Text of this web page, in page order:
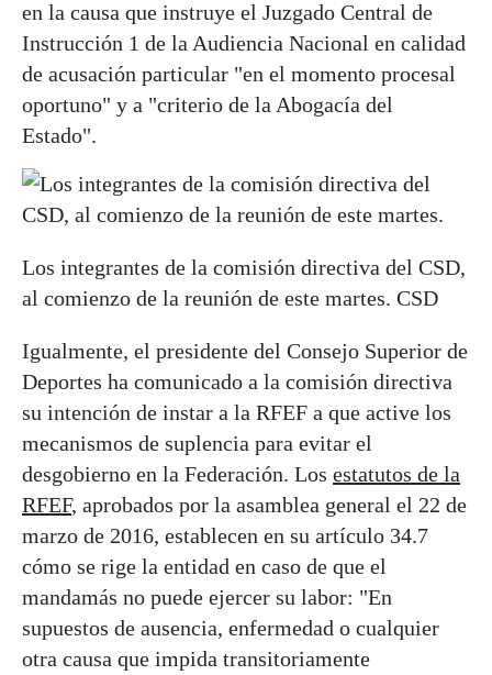
en la causa que instruye el Juzgado Central de
Instrucción 1 de la Audiencia Nacional en calidad
de acusación particular "en el momento procesal
oportuno" y a "criterio de la Abogacía del
Estado".
Los integrantes de la comisión directiva del CSD,
al comienzo de la reunión de este martes. CSD
Igualmente, el presidente del Consejo Superior de
Deportes ha comunicado a la comisión directiva
su intención de instar a la RFEF a que active los
mecanismos de suplencia para evitar el
desgobierno en la Federación. Los estatutos de la
RFEF, aprobados por la asamblea general el 22 de
marzo de 2016, establecen en su artículo 34.7
cómo se rige la entidad en caso de que el
mandamás no puede ejercer su labor: "En
supuestos de ausencia, enfermedad o cualquier
otra causa que impida transitoriamente